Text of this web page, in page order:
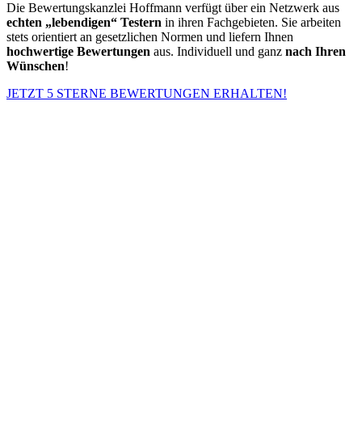
Die Bewertungskanzlei Hoffmann verfügt über ein Netzwerk aus
echten „lebendigen“ Testern in ihren Fachgebieten. Sie arbeiten
stets orientiert an gesetzlichen Normen und liefern Ihnen
hochwertige Bewertungen aus. Individuell und ganz nach Ihren
Wünschen!
JETZT 5 STERNE BEWERTUNGEN ERHALTEN!